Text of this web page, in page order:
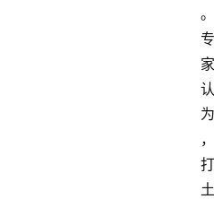
。
专
家
认
为
，
打
土